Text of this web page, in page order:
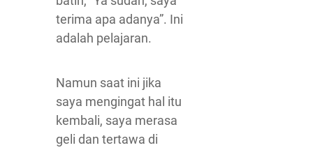
terima apa adanya”. Ini
adalah pelajaran.
Namun saat ini jika
saya mengingat hal itu
kembali, saya merasa
geli dan tertawa di